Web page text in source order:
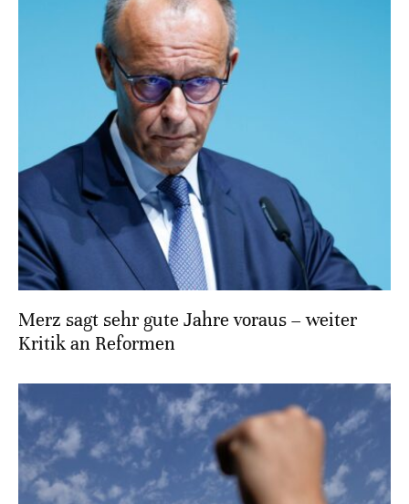
Merz sagt sehr gute Jahre voraus – weiter
Kritik an Reformen